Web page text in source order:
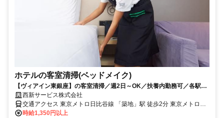
ホテルの客室清掃(ベッドメイク)
【ヴィアイン東銀座】の客室清掃／週2日～OK／扶養内勤務可／各駅チ
カ徒歩3分～／未経験も歓迎-399
西新サービス株式会社
交通アクセス 東京メトロ日比谷線 「築地」駅 徒歩2分 東京メトロ日
比谷線・浅草線 「東銀座」駅 徒歩3分 都営地下鉄大江戸線 「築地市
時給1,350円以上